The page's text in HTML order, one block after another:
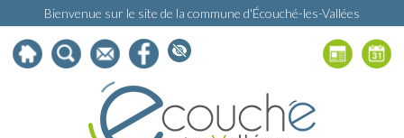
Bienvenue sur le site de la commune d'Écouché-les-Vallées